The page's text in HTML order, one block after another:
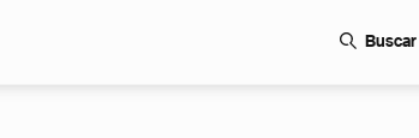
Buscar